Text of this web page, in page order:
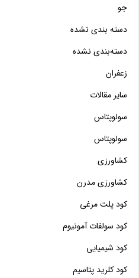
جو
دسته بندی نشده
دسته‌بندی نشده
زعفران
سایر مقالات
سولوپتاس
سولوپتاس
کشاورزی
کشاورزی مدرن
کود پلت مرغی
کود سولفات آمونیوم
کود شیمیایی
کود کلرید پتاسیم